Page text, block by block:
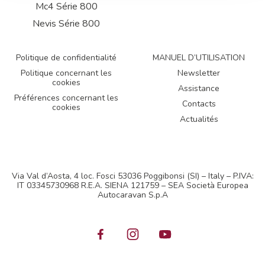
Mc4 Série 800
Nevis Série 800
Politique de confidentialité
Politique concernant les
cookies
Préférences concernant les
cookies
MANUEL D’UTILISATION
Newsletter
Assistance
Contacts
Actualités
Via Val d’Aosta, 4 loc. Fosci 53036 Poggibonsi (SI) – Italy – P.IVA:
IT 03345730968 R.E.A. SIENA 121759 – SEA Società Europea
Autocaravan S.p.A